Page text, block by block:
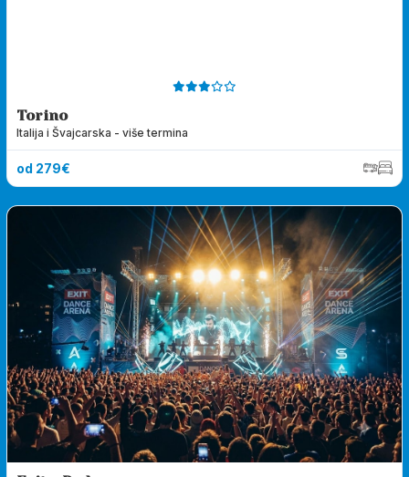
Torino
Italija i Švajcarska - više termina
od 279€